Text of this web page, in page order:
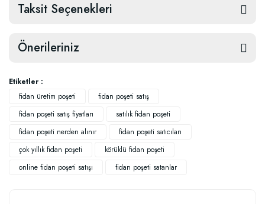
Taksit Seçenekleri
Önerileriniz
Etiketler :
fidan üretim poşeti
fidan poşeti satış
fidan poşeti satış fiyatları
satılık fidan poşeti
fidan poşeti nerden alınır
fidan poşeti satıcıları
çok yıllık fidan poşeti
körüklü fidan poşeti
online fidan poşeti satışı
fidan poşeti satanlar